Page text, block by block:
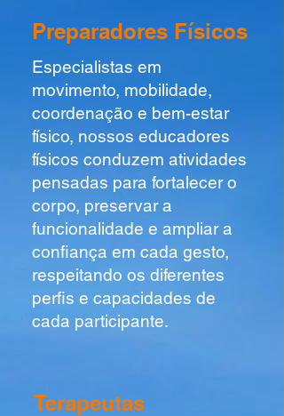
Preparadores Físicos
Especialistas em
movimento, mobilidade,
coordenação e bem-estar
físico, nossos educadores
físicos conduzem atividades
pensadas para fortalecer o
corpo, preservar a
funcionalidade e ampliar a
confiança em cada gesto,
respeitando os diferentes
perfis e capacidades de
cada participante.
Terapeutas